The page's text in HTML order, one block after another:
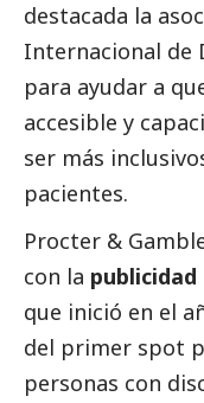
destacada la
Internacional de
para ayudar a
accesible y
ser más
pacientes.
Procter &
con la publicidad
que inició en el
del primer spot
personas con